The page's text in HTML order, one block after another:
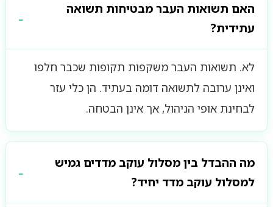
האם תשואות העבר מבטיחות תשואה
עתידית?
לא. תשואות העבר משקפות תקופות שכבר חלפו
ואינן ערובה לתשואה דומה בעתיד. הן כלי עזר
לבחינת אופי הניהול, אך אינן הבטחה.
מה ההבדל בין מסלול עוקב מדדים גמיש
למסלול עוקב מדד יחיד?